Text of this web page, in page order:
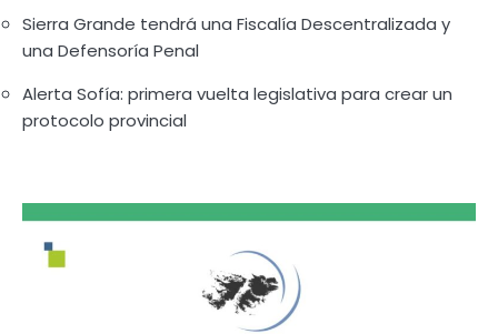
Sierra Grande tendrá una Fiscalía Descentralizada y
una Defensoría Penal
Alerta Sofía: primera vuelta legislativa para crear un
protocolo provincial